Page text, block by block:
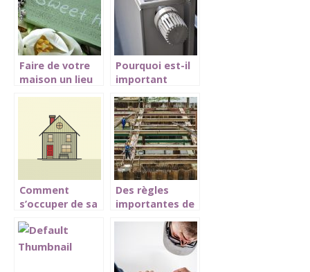
Faire de votre
maison un lieu
Pourquoi est-il
important
chauffage?
Comment
s’occuper de sa
période de
quarantaine?
Des règles
importantes de
construction